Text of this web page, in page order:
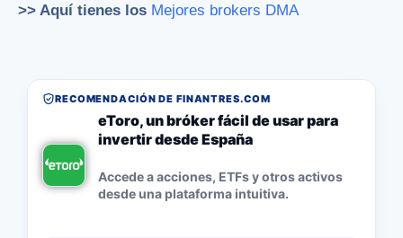
>> Aquí tienes los Mejores brokers DMA
RECOMENDACIÓN DE FINANTRES.COM
eToro, un bróker fácil de usar para
invertir desde España
Accede a acciones, ETFs y otros activos
desde una plataforma intuitiva.